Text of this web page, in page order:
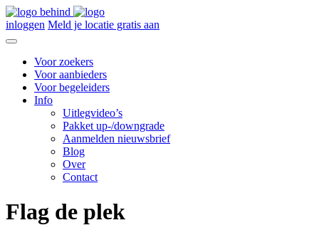
inloggen Meld je locatie gratis aan
Voor zoekers
Voor aanbieders
Voor begeleiders
Info
Uitlegvideo’s
Pakket up-/downgrade
Aanmelden nieuwsbrief
Blog
Over
Contact
Flag de plek